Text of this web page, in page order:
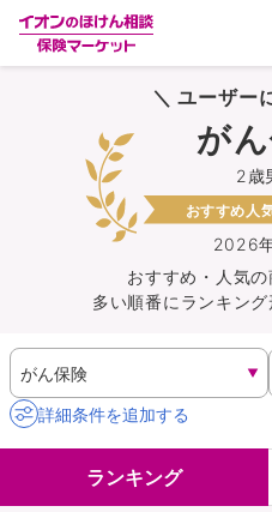
ランキング
保険を比較す
保険会社から
イオンカード
キャンペー
イオングル
＼ ユーザー
2026
2歳
が
おすすめ人
おすすめ・人気の
多い順番にランキング
詳細条件を追加する
ランキング